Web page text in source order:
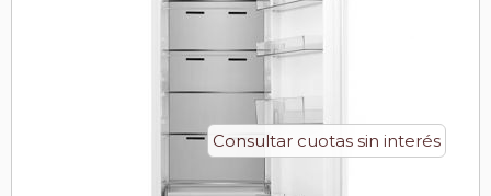
Consultar cuotas sin interés